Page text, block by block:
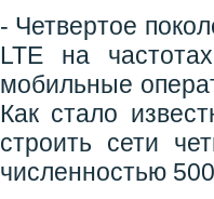
- Четвертое
LTE на
мобильные
Как стало
строить сети
численностью